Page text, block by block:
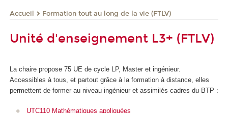
Accueil Formation tout au long de la vie (FTLV)
Unité d'enseignement L3+ (FTLV)
La chaire propose 75 UE de cycle LP, Master et ingénieur.
Accessibles à tous, et partout grâce à la formation à distance, elles
permettent de former au niveau ingénieur et assimilés cadres du BTP :
UTC110 Mathématiques appliquées